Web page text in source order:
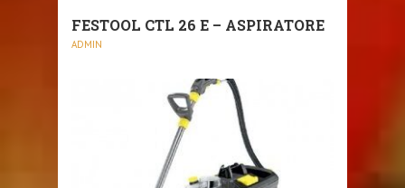
FESTOOL CTL 26 E – ASPIRATORE
ADMIN